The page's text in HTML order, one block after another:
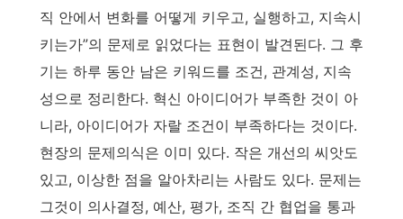
직 안에서 변화를 어떻게 키우고, 실행하고, 지속시
키는가”의 문제로 읽었다는 표현이 발견된다. 그 후
기는 하루 동안 남은 키워드를 조건, 관계성, 지속
성으로 정리한다. 혁신 아이디어가 부족한 것이 아
니라, 아이디어가 자랄 조건이 부족하다는 것이다.
현장의 문제의식은 이미 있다. 작은 개선의 씨앗도
있고, 이상한 점을 알아차리는 사람도 있다. 문제는
그것이 의사결정, 예산, 평가, 조직 간 협업을 통과